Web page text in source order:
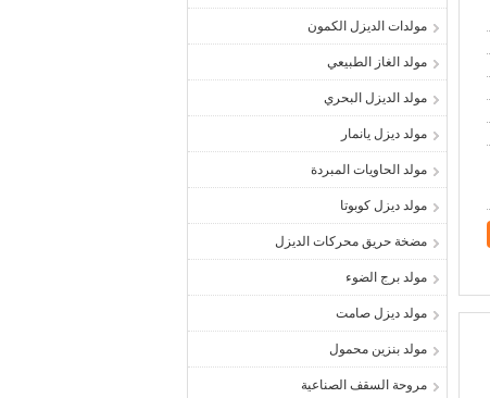
مولدات الديزل الكمون
مولد الغاز الطبيعي
مولد الديزل البحري
مولد ديزل يانمار
مولد الحاويات المبردة
مولد ديزل كوبوتا
مضخة حريق محركات الديزل
مولد برج الضوء
مولد ديزل صامت
مولد بنزين محمول
مروحة السقف الصناعية